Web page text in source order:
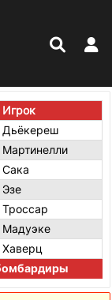
Игрок
Дьёкереш
Мартинелли
Сака
Эзе
Троссар
Мадуэке
Хаверц